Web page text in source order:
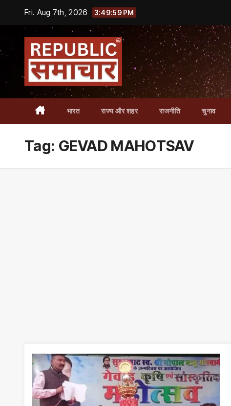
content
Fri. Aug 7th, 2026 3:49:59 PM
भारत राज्य और शहर राजनीति चुनाव
Tag: GEVAD MAHOTSAV